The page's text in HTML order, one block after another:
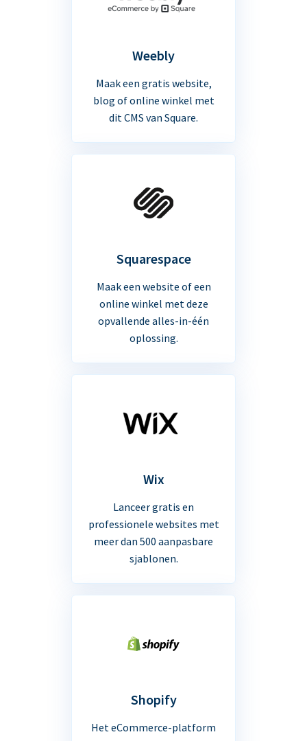
Weebly
Maak een gratis website,
blog of online winkel met
dit CMS van Square.
Squarespace
Maak een website of een
online winkel met deze
opvallende alles-in-één
oplossing.
Wix
Lanceer gratis en
professionele websites met
meer dan 500 aanpasbare
sjablonen.
Shopify
Het eCommerce-platform